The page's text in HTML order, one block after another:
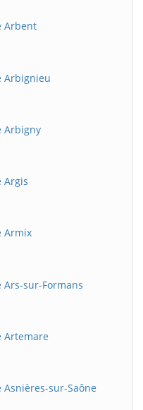
Arbent
Arbignieu
Arbigny
Argis
Armix
sur-Formans
Artemare
sur-Saône